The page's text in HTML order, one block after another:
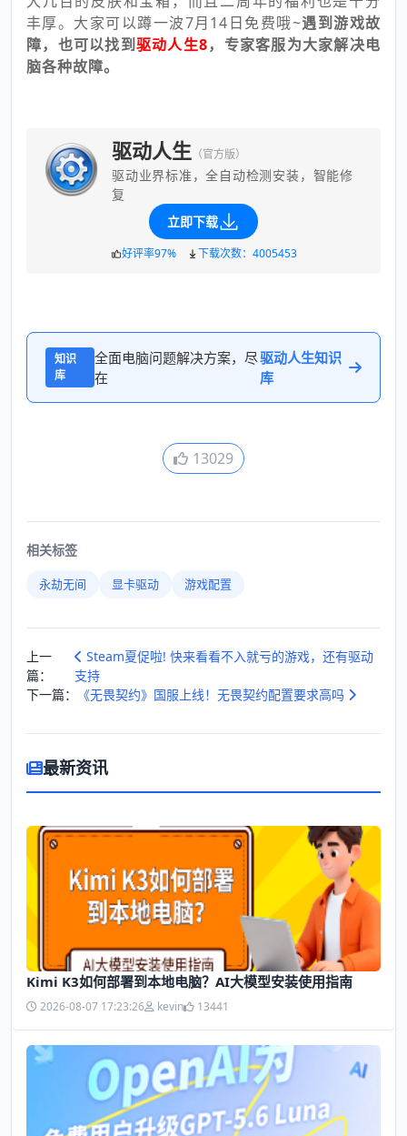
丰厚。大家可以蹲一波7月14日免费哦~遇到游戏故
障，也可以找到驱动人生8，专家客服为大家解决电
脑各种故障。
驱动人生 （官方版）
驱动业界标准，全自动检测安装，智能修
复
立即下载
好评率97% 下载次数：4005453
知识
库
全面电脑问题解决方案，尽
在
驱动人生知识
库
13029
相关标签
永劫无间 显卡驱动 游戏配置
上一
篇：
Steam夏促啦! 快来看看不入就亏的游戏，还有驱动
支持
下一篇：
《无畏契约》国服上线！无畏契约配置要求高吗
最新资讯
Kimi K3如何部署到本地电脑？AI大模型安装使用指南
2026-08-07 17:23:26 kevin 13441